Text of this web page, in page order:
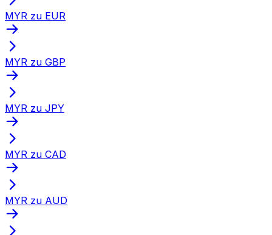
MYR zu EUR
MYR zu GBP
MYR zu JPY
MYR zu CAD
MYR zu AUD